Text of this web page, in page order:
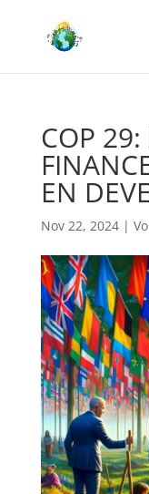
COP 29:
EN
Nov 22, 2024|